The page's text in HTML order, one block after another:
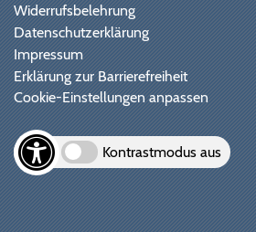
Widerrufsbelehrung
Datenschutzerklärung
Impressum
Erklärung zur Barrierefreiheit
Cookie-Einstellungen anpassen
Kontrastmodus aus